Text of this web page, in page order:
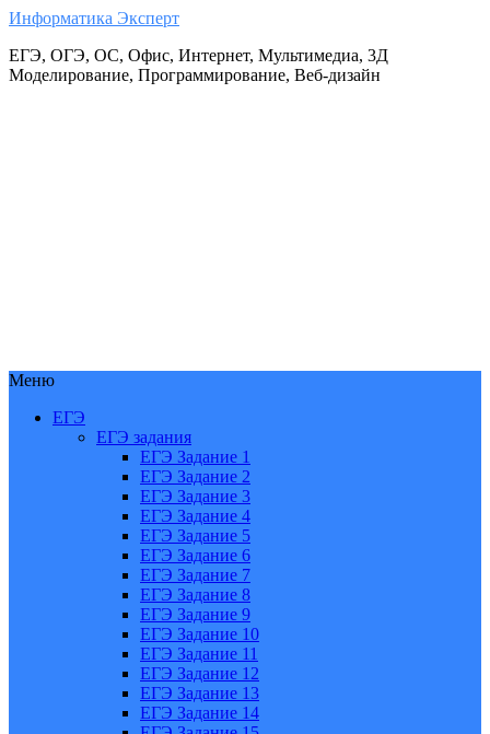
Информатика Эксперт
ЕГЭ, ОГЭ, ОС, Офис, Интернет, Мультимедиа, 3Д
Моделирование, Программирование, Веб-дизайн
Меню
ЕГЭ
ЕГЭ задания
ЕГЭ Задание 1
ЕГЭ Задание 2
ЕГЭ Задание 3
ЕГЭ Задание 4
ЕГЭ Задание 5
ЕГЭ Задание 6
ЕГЭ Задание 7
ЕГЭ Задание 8
ЕГЭ Задание 9
ЕГЭ Задание 10
ЕГЭ Задание 11
ЕГЭ Задание 12
ЕГЭ Задание 13
ЕГЭ Задание 14